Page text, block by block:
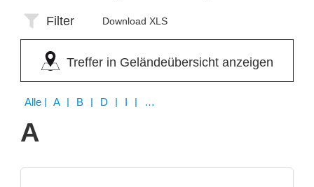
Filter Download XLS
Treffer in Geländeübersicht anzeigen
Alle | A | B | D | I | Q | W
A